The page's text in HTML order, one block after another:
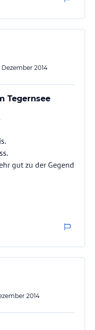
Termin in und um
Dezember 2014
Tegernsee
gut zu der Gegend
bereit stand
abgetrennt war zum
gemacht hat.
2014